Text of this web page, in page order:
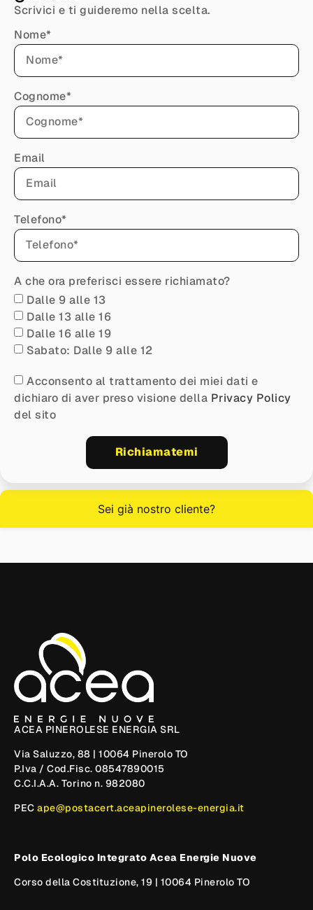
Sei già nostro cliente?
Scrivici e ti guideremo nella scelta.
Nome*
Cognome*
Email
Telefono*
A che ora preferisci essere richiamato?
Dalle 9 alle 13
Dalle 13 alle 16
Dalle 16 alle 19
Sabato: Dalle 9 alle 12
Acconsento al trattamento dei miei dati e
dichiaro di aver preso visione della Privacy Policy
del sito
Richiamatemi
ACEA PINEROLESE ENERGIA SRL
Via Saluzzo, 88 | 10064 Pinerolo TO
P.Iva / Cod.Fisc. 08547890015
C.C.I.A.A. Torino n. 982080
PEC ape@postacert.aceapinerolese-energia.it
Polo Ecologico Integrato Acea Energie Nuove
Corso della Costituzione, 19 | 10064 Pinerolo TO